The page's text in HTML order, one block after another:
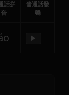
話拼
音
普通話發
聲
▶